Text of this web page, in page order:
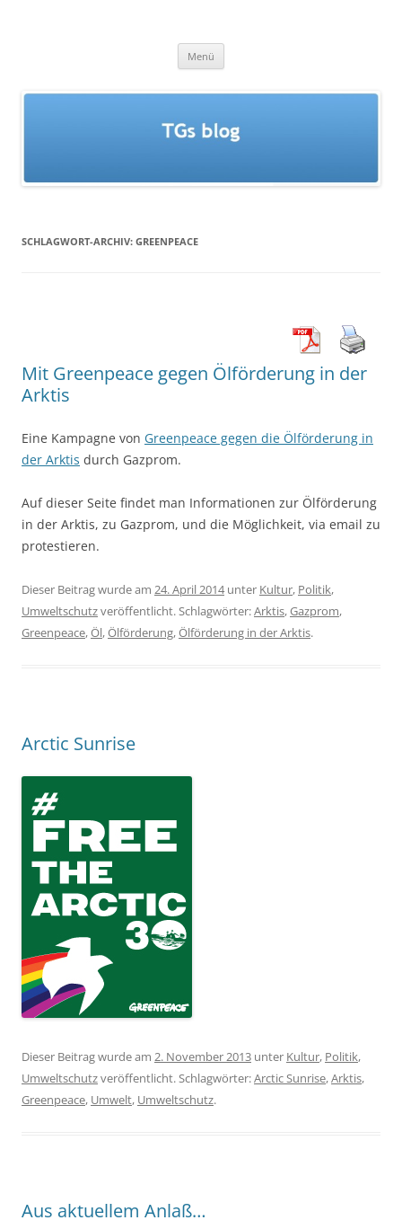
Menü
SCHLAGWORT-ARCHIV: GREENPEACE
Mit Greenpeace gegen Ölförderung in der
Arktis
Eine Kampagne von Greenpeace gegen die Ölförderung in
der Arktis durch Gazprom.
Auf dieser Seite findet man Informationen zur Ölförderung
in der Arktis, zu Gazprom, und die Möglichkeit, via email zu
protestieren.
Dieser Beitrag wurde am 24. April 2014unter Kultur, Politik,
Umweltschutzveröffentlicht. Schlagwörter:Arktis,Gazprom,
Greenpeace,Öl,Ölförderung,Ölförderung in der Arktis.
Arctic Sunrise
Dieser Beitrag wurde am 2. November 2013 unter Kultur, Politik,
Umweltschutzveröffentlicht. Schlagwörter:Arctic Sunrise,Arktis,
Greenpeace, Umwelt, Umweltschutz.
Aus aktuellem Anlaß…